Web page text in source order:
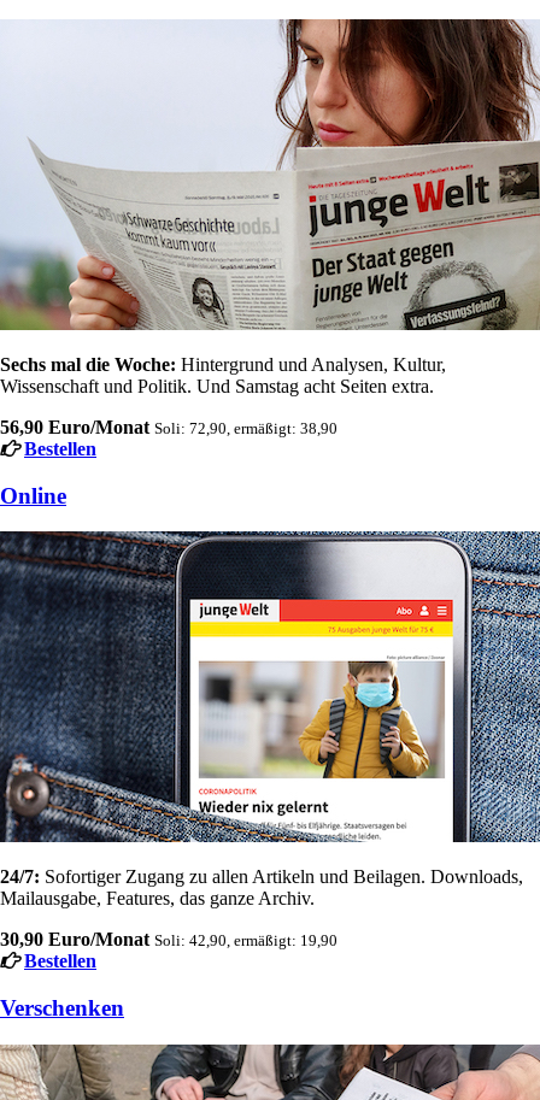
Sechs mal die Woche: Hintergrund und Analysen, Kultur,
Wissenschaft und Politik. Und Samstag acht Seiten extra.
56,90 Euro/Monat Soli: 72,90, ermäßigt: 38,90
Bestellen
Online
24/7: Sofortiger Zugang zu allen Artikeln und Beilagen. Downloads,
Mailausgabe, Features, das ganze Archiv.
30,90 Euro/Monat Soli: 42,90, ermäßigt: 19,90
Bestellen
Verschenken